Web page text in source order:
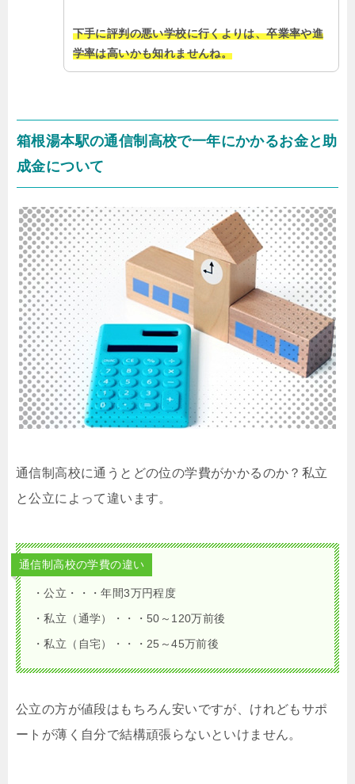
下手に評判の悪い学校に行くよりは、卒業率や進
学率は高いかも知れませんね。
箱根湯本駅の通信制高校で一年にかかるお金と助
成金について
通信制高校に通うとどの位の学費がかかるのか？私立
と公立によって違います。
通信制高校の学費の違い
・公立・・・年間3万円程度
・私立（通学）・・・50～120万前後
・私立（自宅）・・・25～45万前後
公立の方が値段はもちろん安いですが、けれどもサポ
ートが薄く自分で結構頑張らないといけません。